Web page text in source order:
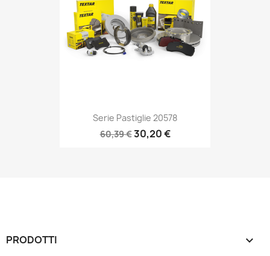
Serie Pastiglie 20578
60,39 €30,20 €
PRODOTTI 